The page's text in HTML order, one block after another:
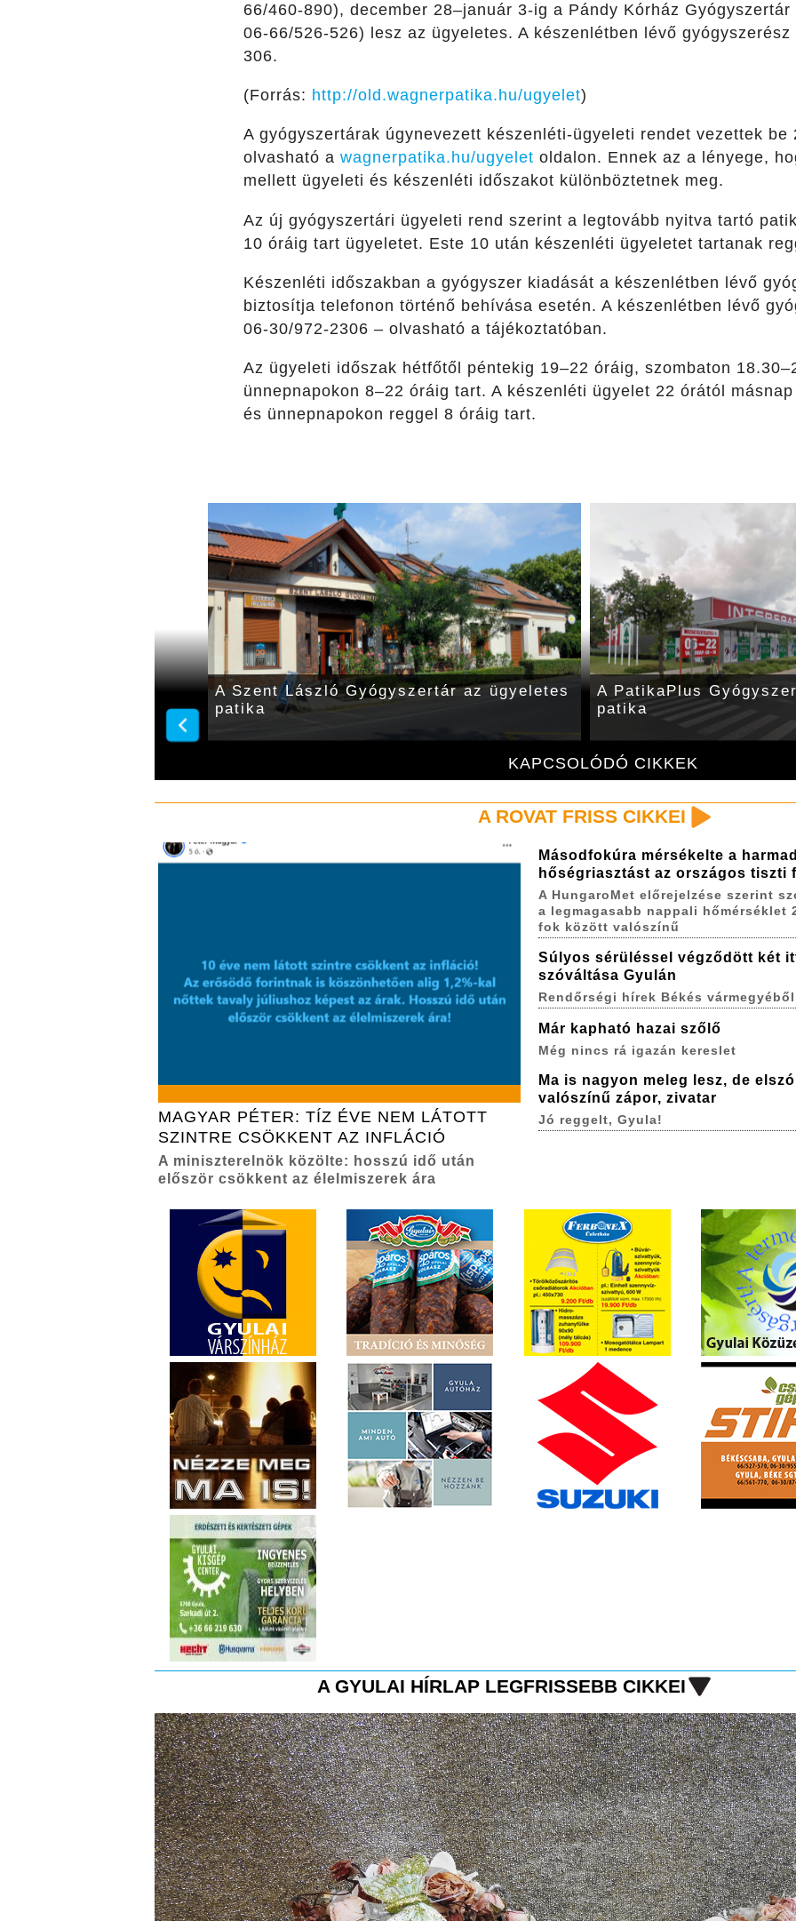
66/460-890), december 28–január 3-ig a Pándy Kórház Gyógyszertár
06-66/526-526) lesz az ügyeletes. A készenlétben lévő
306.
(Forrás: http://old.wagnerpatika.hu/ugyelet)
A gyógyszertárak úgynevezett készenléti-ügyeleti rendet vezettek
olvasható a wagnerpatika.hu/ugyelet oldalon. Ennek az a lényege,
mellett ügyeleti és készenléti időszakot különböztetnek meg.
Az új gyógyszertári ügyeleti rend szerint a legtovább nyitva tartó
10 óráig tart ügyeletet. Este 10 után készenléti ügyeletet tartanak
Készenléti időszakban a gyógyszer kiadását a készenlétben lévő
biztosítja telefonon történő behívása esetén. A készenlétben lévő
06-30/972-2306 – olvasható a tájékoztatóban.
Az ügyeleti időszak hétfőtől péntekig 19–22 óráig, szombaton
ünnepnapokon 8–22 óráig tart. A készenléti ügyelet 22 órától
és ünnepnapokon reggel 8 óráig tart.
KAPCSOLÓDÓ CIKKEK
A Szent László Gyógyszertár az ügyeletes
patika
A PatikaPlus
patika
A ROVAT FRISS CIKKEI
MAGYAR PÉTER: TÍZ ÉVE NEM LÁTOTT
SZINTRE CSÖKKENT AZ INFLÁCIÓ
A miniszterelnök közölte: hosszú idő után
először csökkent az élelmiszerek ára
Másodfokúra mérsékelte a
hőségriasztást az országos tiszti
A HungaroMet előrejelzése szerint
a legmagasabb nappali hőmérséklet
fok között valószínű
Súlyos sérüléssel végződött két
szóváltása Gyulán
Rendőrségi hírek Békés vármegyéből
Már kapható hazai szőlő
Még nincs rá igazán kereslet
Ma is nagyon meleg lesz, de
valószínű zápor, zivatar
Jó reggelt, Gyula!
A GYULAI HÍRLAP LEGFRISSEBB CIKKEI